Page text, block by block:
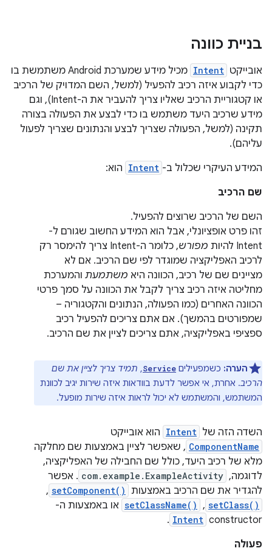
בניית כוונה
אובייקט Intent
מכיל מידע שמערכת Android משתמשת בו
כדי לקבוע איזה רכיב להפעיל (למשל, השם המדויק של הרכיב
או קטגוריית הרכיב שאליו צריך להעביר את ה-Intent), וגם
מידע שרכיב היעד משתמש בו כדי לבצע את הפעולה בצורה
תקינה (למשל, הפעולה שצריך לבצע והנתונים שצריך לפעול
עליהם).
המידע העיקרי שכלול ב- Intent הוא:
שם הרכיב
השם של הרכיב שרוצים להפעיל.
זהו פרט אופציונלי, אבל הוא המידע החשוב שגורם ל-
Intent להיות
מפורש
, כלומר ה-Intent צריך להימסר רק
לרכיב האפליקציה שמוגדר לפי שם הרכיב. אם לא
מציינים שם של רכיב, הכוונה היא משתמעת והמערכת
מחליטה איזה רכיב צריך לקבל את הכוונה על סמך פרטי
הכוונה האחרים (כמו הפעולה, הנתונים והקטגוריה –
שמפורטים בהמשך). אם אתם צריכים להפעיל רכיב
ספציפי באפליקציה, אתם צריכים לציין את שם הרכיב.
הערה: כשמפעילים Service
, תמיד צריך לציין את שם
הרכיב. אחרת, אי אפשר לדעת בוודאות איזה שירות יגיב לכוונת
המשתמש, והמשתמש לא יכול לראות איזה שירות מופעל.
השדה הזה של Intent הוא אובייקט
ComponentName , שאפשר לציין באמצעות שם מחלקה
מלא של רכיב היעד, כולל שם החבילה של האפליקציה,
לדוגמה, com.example.ExampleActivity . אפשר
להגדיר את שם הרכיב באמצעות setComponent()
,
setClass()
, ‏
setClassName() או באמצעות ה-
constructor‏
Intent
.
פעולה